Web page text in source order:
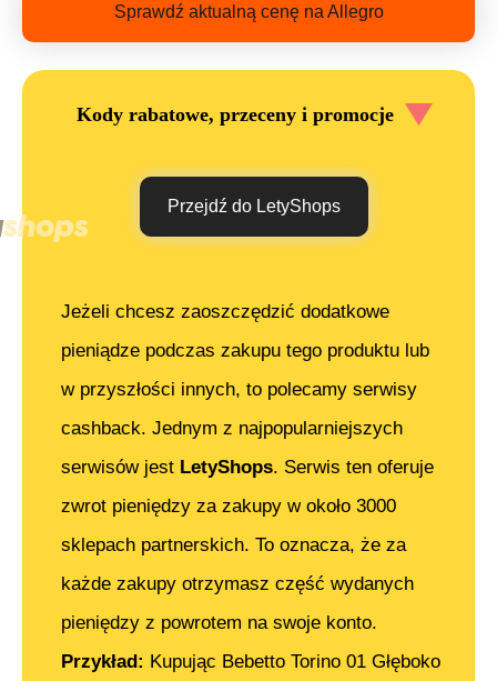
Sprawdź aktualną cenę na Allegro
Kody rabatowe, przeceny i promocje
Przejdź do LetyShops
Jeżeli chcesz zaoszczędzić dodatkowe
pieniądze podczas zakupu tego produktu lub
w przyszłości innych, to polecamy serwisy
cashback. Jednym z najpopularniejszych
serwisów jest LetyShops. Serwis ten oferuje
zwrot pieniędzy za zakupy w około 3000
sklepach partnerskich. To oznacza, że za
każde zakupy otrzymasz część wydanych
pieniędzy z powrotem na swoje konto.
Przykład: Kupując Bebetto Torino 01 Głęboko